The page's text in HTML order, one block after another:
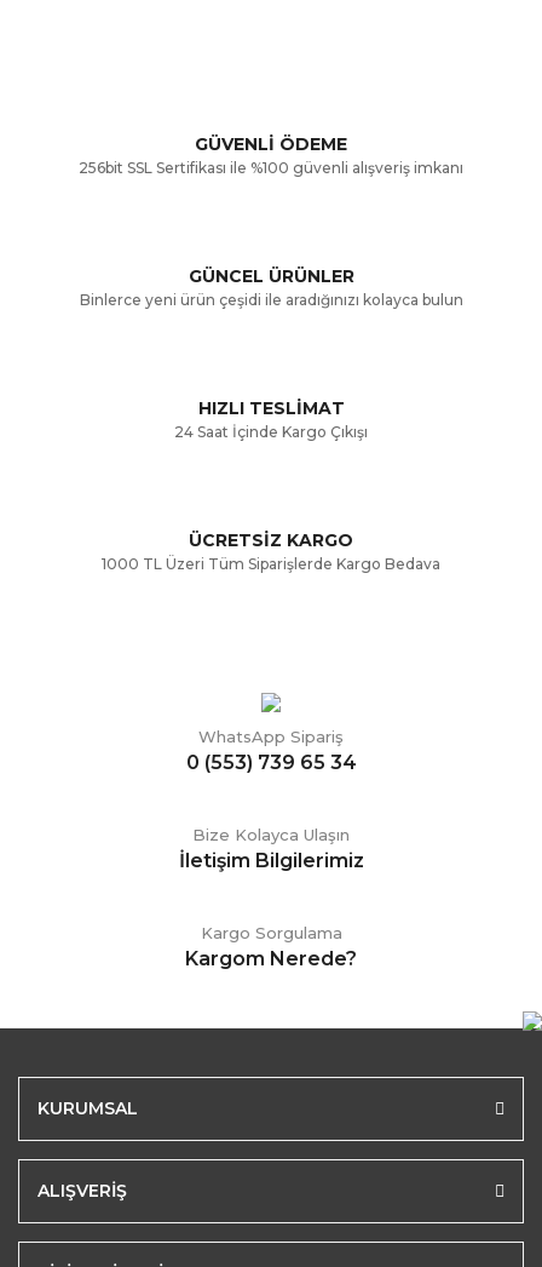
Ürün resmi kalitesiz, bozuk veya görüntülenemiyor.
Ürün bilgilerinde hatalar bulunuyor.
Gönder
GÜVENLİ ÖDEME
256bit SSL Sertifikası ile %100 güvenli alışveriş imkanı
GÜNCEL ÜRÜNLER
Binlerce yeni ürün çeşidi ile aradığınızı kolayca bulun
HIZLI TESLİMAT
24 Saat İçinde Kargo Çıkışı
ÜCRETSİZ KARGO
1000 TL Üzeri Tüm Siparişlerde Kargo Bedava
WhatsApp Sipariş
0 (553) 739 65 34
Bize Kolayca Ulaşın
İletişim Bilgilerimiz
Kargo Sorgulama
Kargom Nerede?
KURUMSAL
ALIŞVERİŞ